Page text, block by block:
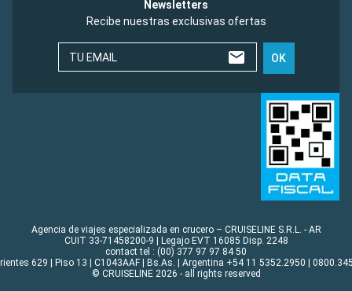
Newsletters
Recibe nuestras exclusivas ofertas
TU EMAIL OK
Agencia de viajes especializada en crucero – CRUISELINE S.R.L. - AR
CUIT 33-71458200-9 | Legajo EVT 16085 Disp. 2248
contact tel : (00) 377 97 97 84 50
629 | Piso 13 | C1043AAF | Bs.As. | Argentina +54 11 5352.2950 |
© CRUISELINE 2026 - all rights reserved